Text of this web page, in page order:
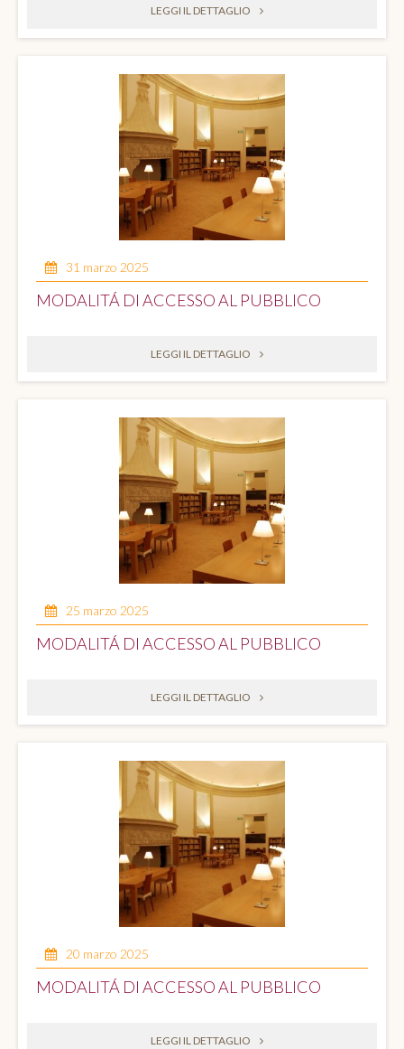
LEGGI IL DETTAGLIO
31 marzo 2025
MODALITÁ DI ACCESSO AL PUBBLICO
LEGGI IL DETTAGLIO
25 marzo 2025
MODALITÁ DI ACCESSO AL PUBBLICO
LEGGI IL DETTAGLIO
20 marzo 2025
MODALITÁ DI ACCESSO AL PUBBLICO
LEGGI IL DETTAGLIO